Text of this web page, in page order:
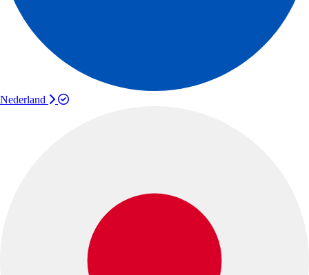
Nederland